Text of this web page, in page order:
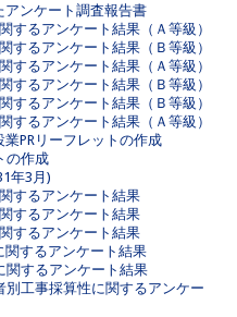
ンケート調査報告書
するアンケート結果（Ａ等級）
するアンケート結果（Ｂ等級）
するアンケート結果（Ａ等級）
するアンケート結果（Ｂ等級）
するアンケート結果（Ｂ等級）
するアンケート結果（Ａ等級）
PRリーフレットの作成
の作成
年3月)
するアンケート結果
するアンケート結果
するアンケート結果
するアンケート結果
関するアンケート結果
工事採算性に関するアンケー